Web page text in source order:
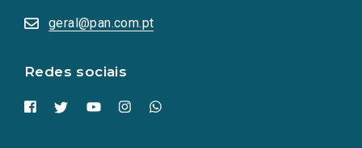
geral@pan.com.pt
Redes sociais
numa
nova